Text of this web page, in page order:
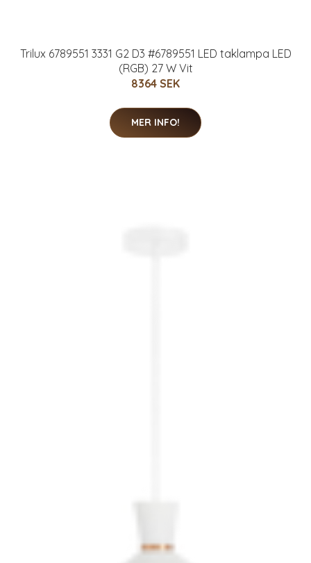
Trilux 6789551 3331 G2 D3 #6789551 LED taklampa LED
(RGB) 27 W Vit
8364 SEK
MER INFO!